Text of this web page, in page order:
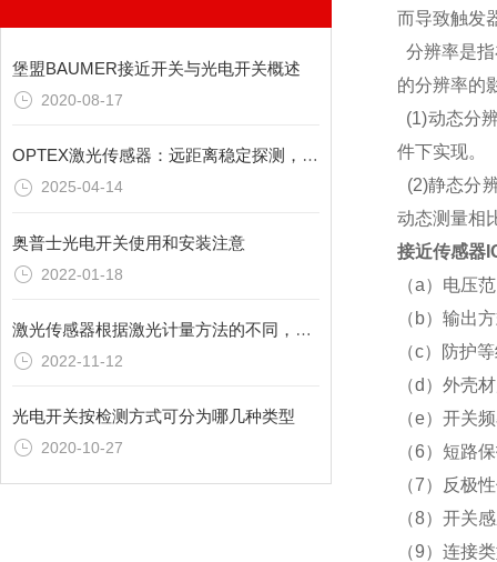
堡盟BAUMER接近开关与光电开关概述
2020-08-17
OPTEX激光传感器：远距离稳定探测，拓展应用范围
2025-04-14
奥普士光电开关使用和安装注意
2022-01-18
激光传感器根据激光计量方法的不同，可分为以下三种
2022-11-12
光电开关按检测方式可分为哪几种类型
2020-10-27
而导致触发
分辨率是
的分辨率的
(1)动态分
件下实现。
(2)静态分
动态测量相
接近传感器
（a）电压
（b）输出
（c）防护
（d）外壳
（e）开关
（6）短路
（7）反极
（8）开关
（9）连接